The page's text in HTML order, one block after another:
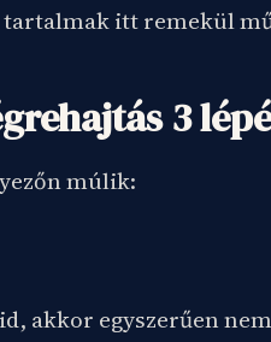
itt remekül
3
múlik:
akkor egyszerűen